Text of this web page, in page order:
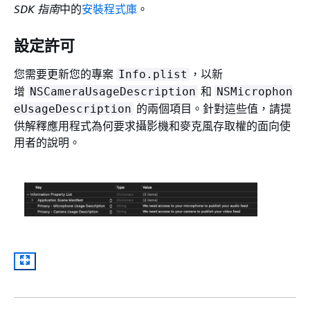
SDK 指南中的安裝程式庫 。
設定許可
您需要更新您的專案 Info.plist ，以新
增 NSCameraUsageDescription 和 NSMicrophon
eUsageDescription 的兩個項目。針對這些值，請提
供解釋應用程式為何要求攝影機和麥克風存取權的面向使
用者的說明。